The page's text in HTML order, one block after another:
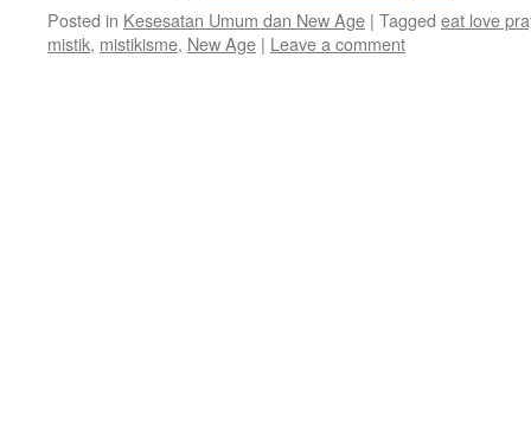
Posted in Kesesatan Umum dan New Age | Tagged eat love
mistik, mistikisme, New Age | Leave a comment